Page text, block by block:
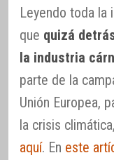
Leyendo toda la
que quizá
la industria
parte de la
Unión Europea,
la crisis
aquí. En este